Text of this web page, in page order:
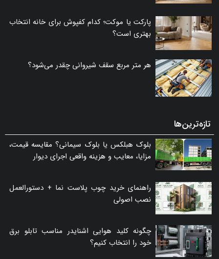
پارکت یا موکت؛ کدام کفپوش برای خانه انتخاب
بهتری است؟
هر متر مربع سقف شیروانی چقدر می‌شود؟
تازه‌ترین‌ها
بلوک هبلکس یا بلوک سیمانی؟ مقایسه قیمت،
مزایا، معایب و هزینه واقعی اجرای دیوار
راهنمای خرید چوب پلاست نما + دستورالعمل
نصب اصولی
چگونه کلید هوایی اشنایدر مناسب تابلو برق
خود را انتخاب کنیم؟